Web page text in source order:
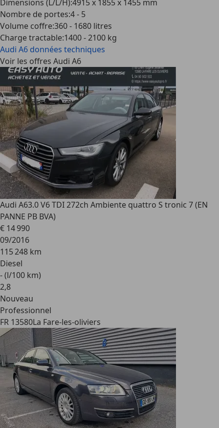
Dimensions (L/L/H):4915 x 1855 x 1455 mm
Nombre de portes:4 - 5
Volume coffre:360 - 1680 litres
Charge tractable:1400 - 2100 kg
Audi A6 données techniques
Voir les offres Audi A6
Audi A63.0 V6 TDI 272ch Ambiente quattro S tronic 7 (EN
PANNE PB BVA)
€ 14 990
09/2016
115 248 km
Diesel
- (l/100 km)
2,8
Nouveau
Professionnel
FR 13580La Fare-les-oliviers